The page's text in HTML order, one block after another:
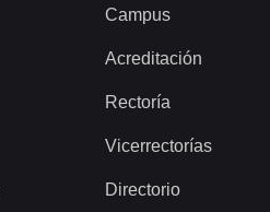
Campus
Acreditación
Rectoría
Vicerrectorías
Directorio